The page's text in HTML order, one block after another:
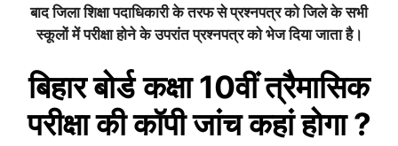
बाद जिला शिक्षा पदाधिकारी के तरफ से प्रश्नपत्र को जिले के सभी
स्कूलों में परीक्षा होने के उपरांत प्रश्नपत्र को भेज दिया जाता है।
बिहार बोर्ड कक्षा 10वींत्रैमासिक
परीक्षा की कॉपी जांच कहां होगा ?